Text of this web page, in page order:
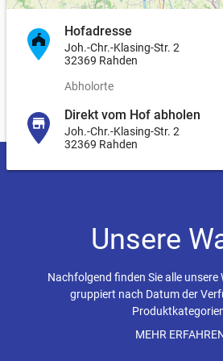
Hofadresse
Joh.-Chr.-Klasing-Str. 2
32369 Rahden
Abholorte
Direkt vom Hof abholen
Joh.-Chr.-Klasing-Str. 2
32369 Rahden
Unsere
Nachfolgend finden Sie alle unsere
gruppiert nach Datum der
Bei von-bis Preisen (z.B. 10,00-
MEHR